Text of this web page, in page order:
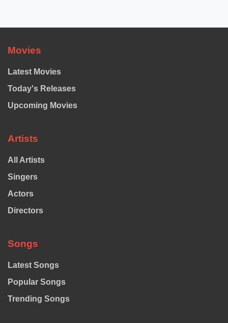
Movies
Latest Movies
Today's Releases
Upcoming Movies
Artists
All Artists
Singers
Actors
Directors
Songs
Latest Songs
Popular Songs
Trending Songs